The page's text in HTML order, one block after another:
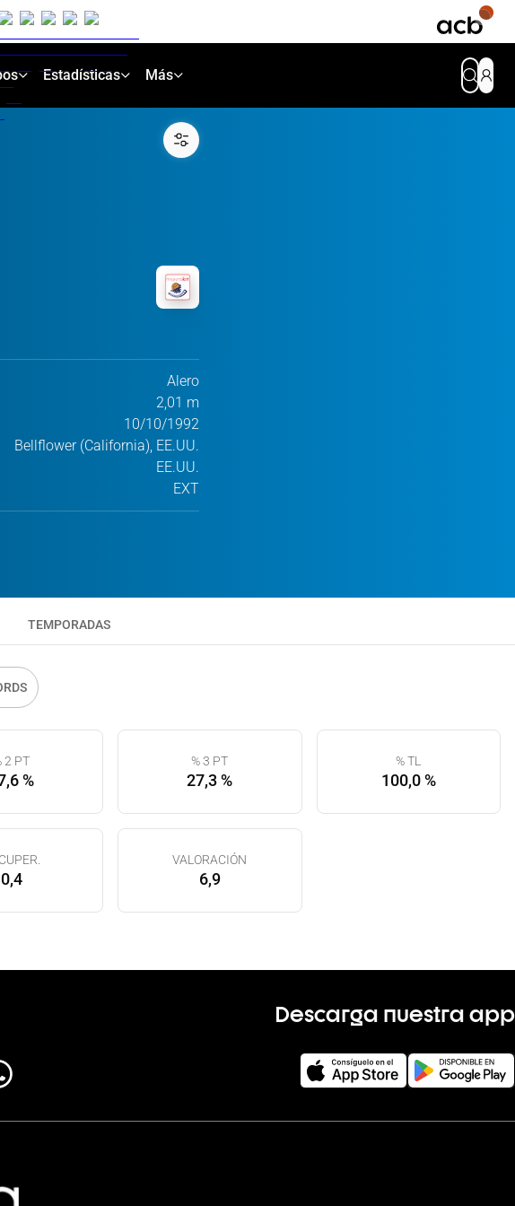
Estadísticas Más
Alero
2,01 m
10/10/1992
Bellflower (California), EE.UU.
EE.UU.
EXT
TEMPORADAS
2 PT
%
% 3 PT
27,3 %
% TL
100,0 %
0,4
VALORACIÓN
6,9
Descarga nuestra app